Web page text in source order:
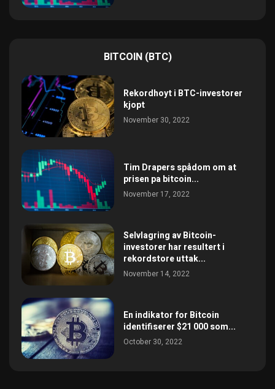
BITCOIN (BTC)
Rekordhoyt i BTC-investorer
kjopt
November 30, 2022
Tim Drapers spådom om at
prisen pa bitcoin...
November 17, 2022
Selvlagring av Bitcoin-
investorer har resultert i
rekordstore uttak...
November 14, 2022
En indikator for Bitcoin
identifiserer $21 000 som...
October 30, 2022